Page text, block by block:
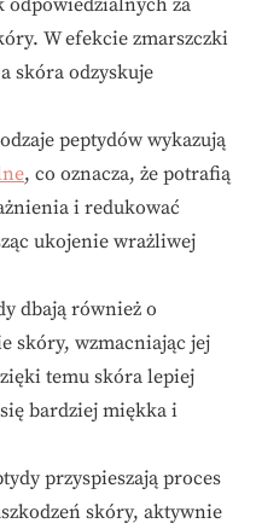
odpowiedzialnych za
W efekcie zmarszczki
skóra odzyskuje
peptydów wykazują
, co oznacza, że potrafią
i redukować
ukojenie wrażliwej
dbają również o
skóry, wzmacniając jej
temu skóra lepiej
bardziej miękka i
przyspieszają proces
skóry, aktywnie